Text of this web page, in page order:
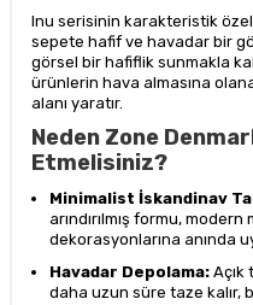
Inu serisinin karakteristik
sepete hafif ve havadar bir
görsel bir hafiflik sunmakla
ürünlerin hava almasına
alanı yaratır.
Neden Zone
Etmelisiniz?
Minimalist İskandinav
arındırılmış formu,
dekorasyonlarına anında
Havadar Depolama: Açık
daha uzun süre taze kalır,